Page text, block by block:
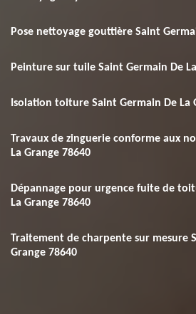
Pose nettoyage gouttière Saint
Peinture sur tuile Saint Germain De
Isolation toiture Saint Germain De La
Travaux de zinguerie conforme aux
La Grange 78640
Dépannage pour urgence fuite de
La Grange 78640
Traitement de charpente sur mesure
Grange 78640